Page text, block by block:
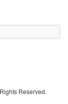
Reserved.